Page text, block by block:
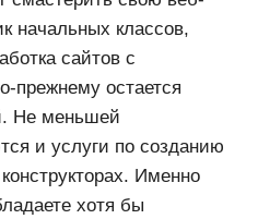
начальных классов,
сайтов с
прежнему остается
Не меньшей
и услуги по созданию
Именно
хотя бы